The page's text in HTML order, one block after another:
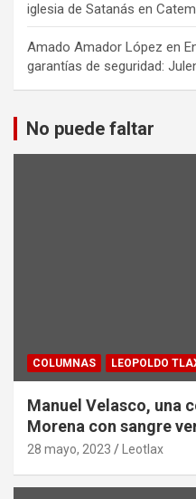
iglesia de Satanás en
Amado Amador López en
garantías de seguridad:
No puede faltar
COLUMNAS LEOPOLDO
Manuel Velasco, una
Morena con sangre
28 mayo, 2023 Leotlax